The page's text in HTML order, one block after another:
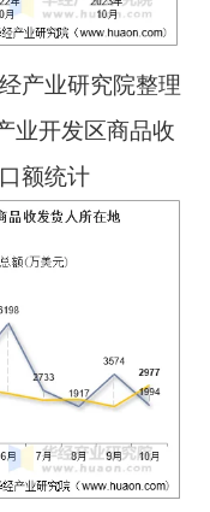
产业研究院整理
业开发区商品收
额统计